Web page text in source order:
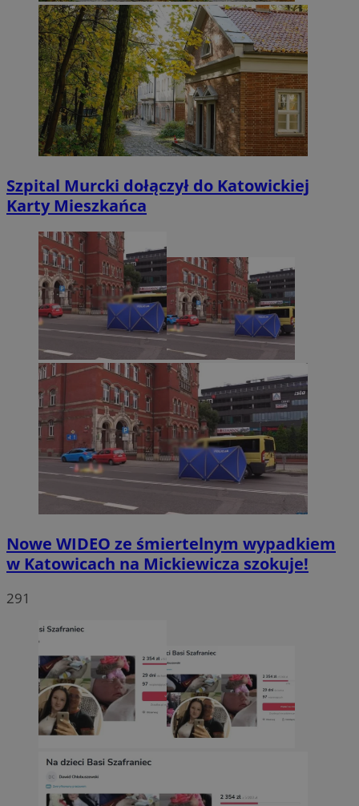
Szpital Murcki dołączył do Katowickiej
Karty Mieszkańca
Nowe WIDEO ze śmiertelnym wypadkiem
w Katowicach na Mickiewicza szokuje!
291